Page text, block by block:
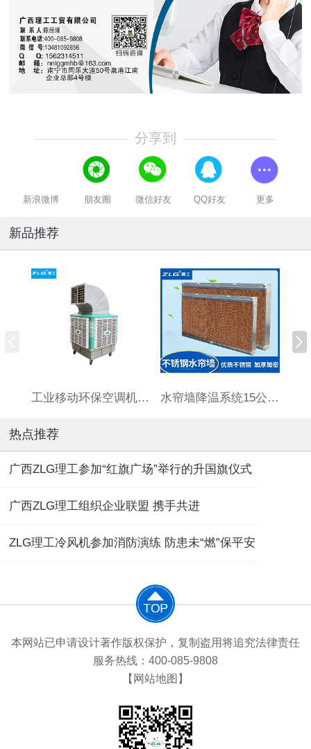
分享到
新浪微博 朋友圈 微信好友 QQ好友 更多
新品推荐
工业移动环保空调机HBCS180连体水箱 水帘墙降温系统15公分厚标准7090订制湿帘墙养殖场大棚铝合金
热点推荐
广西ZLG理工参加“红旗广场”举行的升国旗仪式
广西ZLG理工组织企业联盟 携手共进
ZLG理工冷风机参加消防演练 防患未“燃”保平安
本网站已申请设计著作版权保护，复制盗用将追究法律责任
服务热线：400-085-9808
【网站地图】